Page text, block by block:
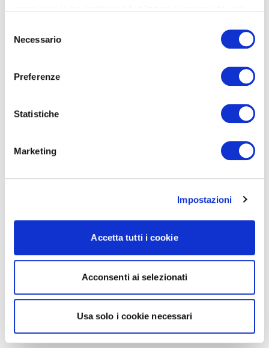
delNecessario
Preferenze
Statistiche
Marketing
Impostazioni
Accetta tutti i cookie
Acconsenti ai selezionati
Usa solo i cookie necessari